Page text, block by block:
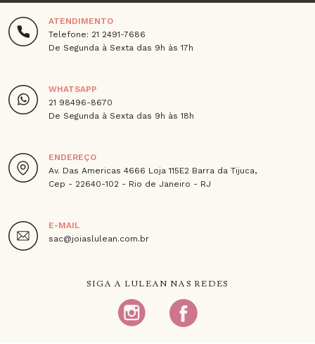
ATENDIMENTO
Telefone: 21 2491-7686
De Segunda à Sexta das 9h às 17h
WHATSAPP
21 98496-8670
De Segunda à Sexta das 9h às 18h
ENDEREÇO
Av. Das Americas 4666 Loja 115E2 Barra da Tijuca,
Cep - 22640-102 - Rio de Janeiro - RJ
E-MAIL
sac@joiaslulean.com.br
SIGA A LULEAN NAS REDES